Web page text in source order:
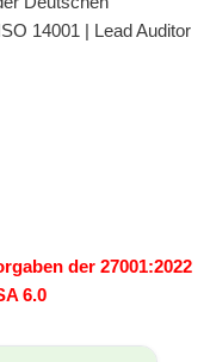
14001 | Lead Auditor
der 27001:2022
6.0